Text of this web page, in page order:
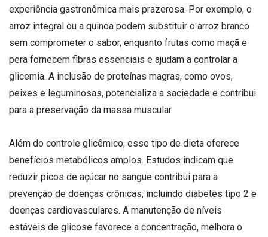
experiência gastronômica mais prazerosa. Por exemplo, o
arroz integral ou a quinoa podem substituir o arroz branco
sem comprometer o sabor, enquanto frutas como maçã e
pera fornecem fibras essenciais e ajudam a controlar a
glicemia. A inclusão de proteínas magras, como ovos,
peixes e leguminosas, potencializa a saciedade e contribui
para a preservação da massa muscular.
Além do controle glicêmico, esse tipo de dieta oferece
benefícios metabólicos amplos. Estudos indicam que
reduzir picos de açúcar no sangue contribui para a
prevenção de doenças crônicas, incluindo diabetes tipo 2 e
doenças cardiovasculares. A manutenção de níveis
estáveis de glicose favorece a concentração, melhora o